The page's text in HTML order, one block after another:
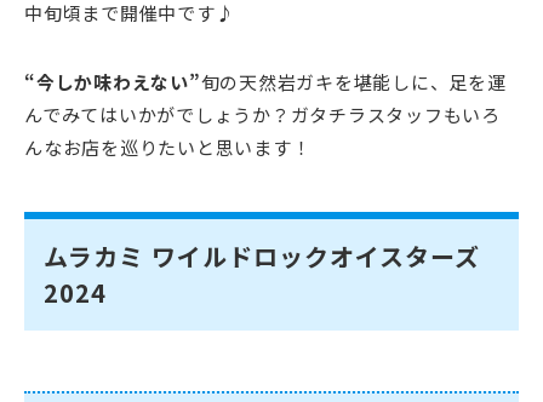
中旬頃まで開催中です♪
“今しか味わえない”旬の天然岩ガキを堪能しに、足を運
んでみてはいかがでしょうか？ガタチラスタッフもいろ
んなお店を巡りたいと思います！
ムラカミ ワイルドロックオイスターズ
2024